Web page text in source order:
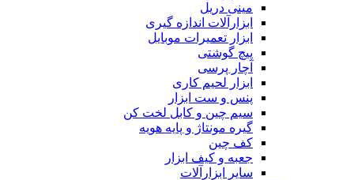
مینی دریل
ابزارآلات اندازه گیری
ابزار تعمیرات موبایل
پیچ گوشتی
آچار پرسی
ابزار لحیم کاری
پنس و ست ابزار
سیم چین و کابل لخت کن
گیره مونتاژ و پایه هویه
کف چین
جعبه و کیف ابزار
سایر ابزارآلات